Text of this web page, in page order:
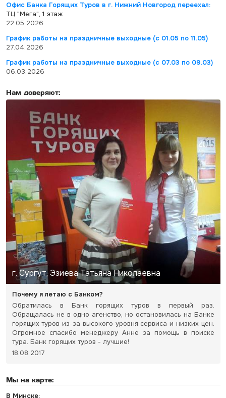
Офис Банка Горящих Туров в г. Нижний Новгород переехал:
ТЦ "Мега", 1 этаж
22.05.2026
График работы на праздничные выходные (с 01.05 по 11.05)
27.04.2026
График работы на праздничные выходные (с 07.03 по 09.03)
06.03.2026
Нам доверяют:
г. Сургут, Эзиева Татьяна Николаевна
Почему я летаю с Банком?
Обратилась в Банк горящих туров в первый раз.
Обращалась не в одно агенство, но остановилась на Банке
горящих туров из-за высокого уровня сервиса и низких цен.
Огромное спасибо менеджеру Анне за помощь в поиске
тура. Банк горящих туров - лучшие!
18.08.2017
Мы на карте:
В Минске: